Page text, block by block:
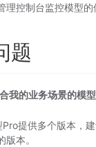
理控制台监控模型
题
我的业务场景的模
Pro提供多个版本，
本。